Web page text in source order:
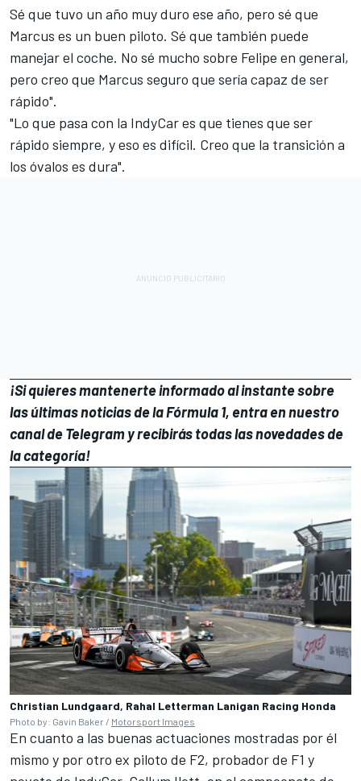
Sé que tuvo un año muy duro ese año, pero sé que
Marcus es un buen piloto. Sé que también puede
manejar el coche. No sé mucho sobre Felipe en general,
pero creo que Marcus seguro que sería capaz de ser
rápido".
"Lo que pasa con la IndyCar es que tienes que ser
rápido siempre, y eso es difícil. Creo que la transición a
los óvalos es dura".
¡Si quieres mantenerte informado al instante sobre
las últimas noticias de la Fórmula 1, entra ennuestro
canal de Telegramy recibirás todas las novedades de
la categoría!
Christian Lundgaard, Rahal Letterman Lanigan Racing Honda
Photo by: Gavin Baker / Motorsport Images
En cuanto a las buenas actuaciones mostradas por él
mismo y por otro ex piloto de F2, probador de F1 y